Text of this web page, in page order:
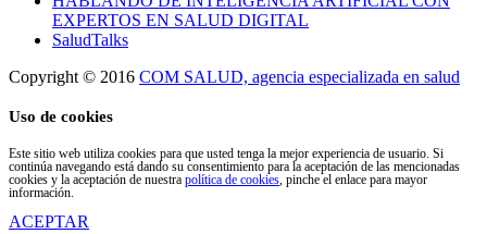
EXPERTOS EN SALUD DIGITAL
SaludTalks
Copyright © 2016 COM SALUD, agencia especializada en salud
Uso de cookies
Este sitio web utiliza cookies para que usted tenga la mejor experiencia de usuario. Si
continúa navegando está dando su consentimiento para la aceptación de las mencionadas
cookies y la aceptación de nuestra política de cookies, pinche el enlace para mayor
información.
ACEPTAR